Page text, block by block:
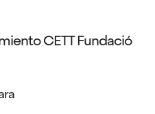
CETT Fundació